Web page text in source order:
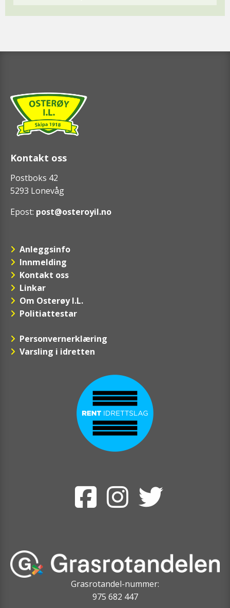
Kontakt oss
Postboks 42
5293 Lonevåg
Epost: post@osteroyil.no
Anleggsinfo
Innmelding
Kontakt oss
Linkar
Om Osterøy I.L.
Politiattestar
Personvernerklæring
Varsling i idretten
Grasrotandel-nummer:
975 682 447